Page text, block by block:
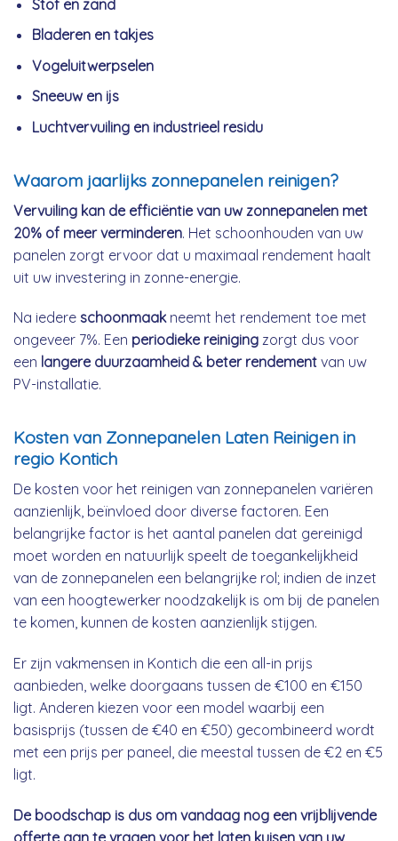
Stof en zand
Bladeren en takjes
Vogeluitwerpselen
Sneeuw en ijs
Luchtvervuiling en industrieel residu
Waarom jaarlijks zonnepanelen reinigen?
Vervuiling kan de efficiëntie van uw zonnepanelen met
20% of meer verminderen. Het schoonhouden van uw
panelen zorgt ervoor dat u maximaal rendement haalt
uit uw investering in zonne-energie.
Na iedere schoonmaakneemt het rendement toe met
ongeveer 7%. Een periodieke reiniging zorgt dus voor
een langere duurzaamheid & beter rendement van uw
PV-installatie.
Kosten van Zonnepanelen Laten Reinigen in
regio Kontich
De kosten voor het reinigen van zonnepanelen variëren
aanzienlijk, beïnvloed door diverse factoren. Een
belangrijke factor is het aantal panelen dat gereinigd
moet worden en natuurlijk speelt de toegankelijkheid
van de zonnepanelen een belangrijke rol; indien de inzet
van een hoogtewerker noodzakelijk is om bij de panelen
te komen, kunnen de kosten aanzienlijk stijgen.
Er zijn vakmensen in Kontich die een all-in prijs
aanbieden, welke doorgaans tussen de €100 en €150
ligt. Anderen kiezen voor een model waarbij een
basisprijs (tussen de €40 en €50) gecombineerd wordt
met een prijs per paneel, die meestal tussen de €2 en €5
ligt.
De boodschap is dus om vandaag nog een vrijblijvende
offerte aan te vragen voor het laten kuisen van uw